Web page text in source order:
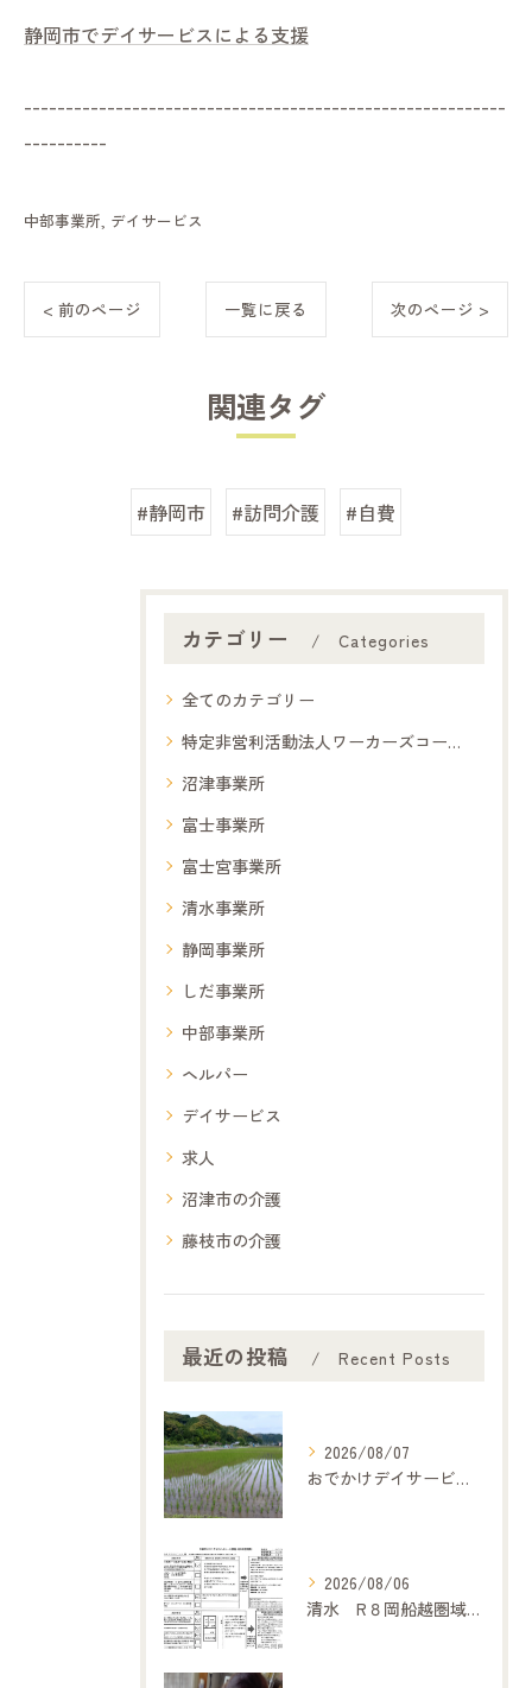
静岡市でデイサービスによる支援
----------------------------------------------------------
----------
中部事業所 デイサービス
< 前のページ 一覧に戻る 次のページ >
関連タグ
#静岡市 #訪問介護 #自費
カテゴリー Categories
全てのカテゴリー
特定非営利活動法人ワーカーズコープ夢コープ
沼津事業所
富士事業所
富士宮事業所
清水事業所
静岡事業所
しだ事業所
中部事業所
ヘルパー
デイサービス
求人
沼津市の介護
藤枝市の介護
最近の投稿 Recent Posts
2026/08/07
おでかけデイサービス夢コープいたです
2026/08/06
清水 R８岡船越圏域主任介護支援専門委員連絡会（7月２１日）に参加して